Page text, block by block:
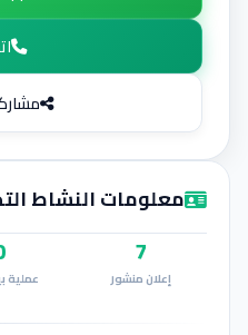
معلومات النشاط
7
إعلان منشور عملية